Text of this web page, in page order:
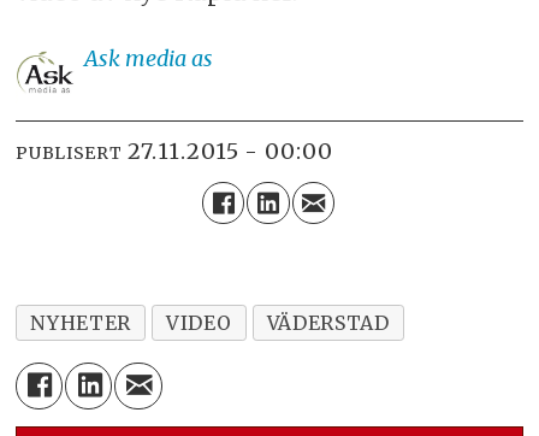
Ask media as
PUBLISERT 27.11.2015 - 00:00
NYHETER VIDEO VÄDERSTAD